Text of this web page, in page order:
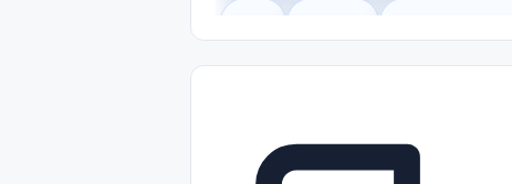
Freelance Prácticas (Internships)
Telecomunicaciones